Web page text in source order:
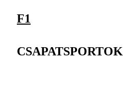
F1
CSAPATSPORTOK